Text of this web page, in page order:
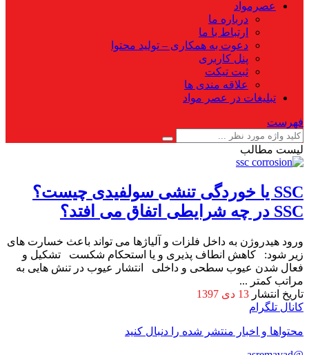
عصرمواد
درباره ما
ارتباط با ما
دعوت به همکاری – تولید محتوا
پنل کاربری
ثبت تیکت
علاقه مندی ها
تبلیغات در عصر مواد
فهرست
لیست مطالب
SSC یا خوردگی تنشی سولفیدی چیست؟
SSC در چه شرایطی اتفاق می افتد؟
ورود هیدروژن به داخل فلزات و آلیاژها می تواند باعث خسارت های
زیر شود: کاهش انطاف پذیری و یا استحکام شکست تشکیل و
فعال شدن عیوب سطحی و داخلی انتشار عیوب در تنش هایی به
مراتب کمتر ...
تاریخ انتشار 13 دی 1397
کانال تلگرام
محتواها و اخبار منتشر شده را دنبال کنید